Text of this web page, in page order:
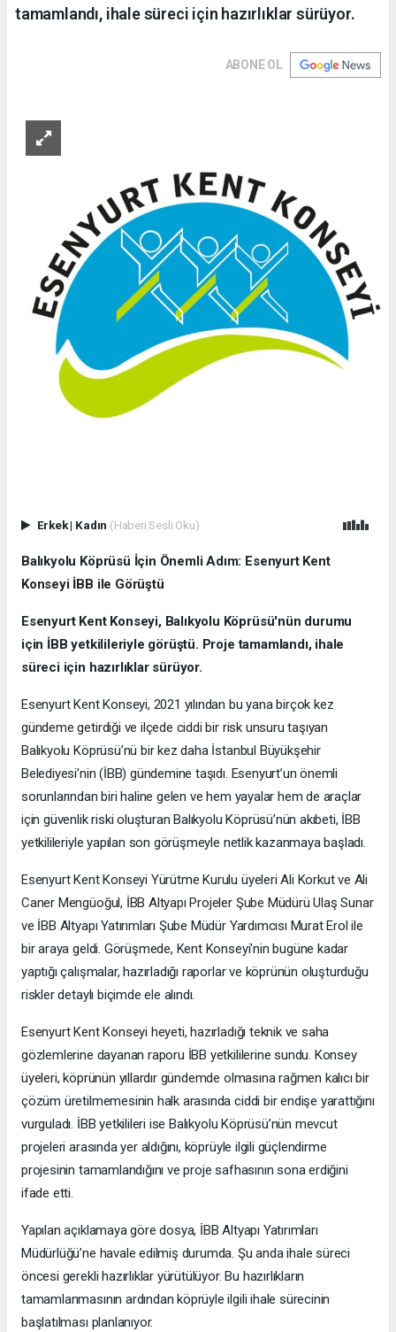
tamamlandı, ihale süreci için hazırlıklar sürüyor.
ABONE OL
Erkek| Kadın (Haberi Sesli Oku)
Balıkyolu Köprüsü İçin Önemli Adım: Esenyurt Kent
Konseyi İBB ile Görüştü
Esenyurt Kent Konseyi, Balıkyolu Köprüsü'nün durumu
için İBB yetkilileriyle görüştü. Proje tamamlandı, ihale
süreci için hazırlıklar sürüyor.
Esenyurt Kent Konseyi, 2021 yılından bu yana birçok kez
gündeme getirdiği ve ilçede ciddi bir risk unsuru taşıyan
Balıkyolu Köprüsü’nü bir kez daha İstanbul Büyükşehir
Belediyesi’nin (İBB) gündemine taşıdı. Esenyurt’un önemli
sorunlarından biri haline gelen ve hem yayalar hem de araçlar
için güvenlik riski oluşturan Balıkyolu Köprüsü’nün akıbeti, İBB
yetkilileriyle yapılan son görüşmeyle netlik kazanmaya başladı.
Esenyurt Kent Konseyi Yürütme Kurulu üyeleri Ali Korkut ve Ali
Caner Mengüoğul, İBB Altyapı Projeler Şube Müdürü Ulaş Sunar
ve İBB Altyapı Yatırımları Şube Müdür Yardımcısı Murat Erol ile
bir araya geldi. Görüşmede, Kent Konseyi'nin bugüne kadar
yaptığı çalışmalar, hazırladığı raporlar ve köprünün oluşturduğu
riskler detaylı biçimde ele alındı.
Esenyurt Kent Konseyi heyeti, hazırladığı teknik ve saha
gözlemlerine dayanan raporu İBB yetkililerine sundu. Konsey
üyeleri, köprünün yıllardır gündemde olmasına rağmen kalıcı bir
çözüm üretilmemesinin halk arasında ciddi bir endişe yarattığını
vurguladı. İBB yetkilileri ise Balıkyolu Köprüsü’nün mevcut
projeleri arasında yer aldığını, köprüyle ilgili güçlendirme
projesinin tamamlandığını ve proje safhasının sona erdiğini
ifade etti.
Yapılan açıklamaya göre dosya, İBB Altyapı Yatırımları
Müdürlüğü’ne havale edilmiş durumda. Şu anda ihale süreci
öncesi gerekli hazırlıklar yürütülüyor. Bu hazırlıkların
tamamlanmasının ardından köprüyle ilgili ihale sürecinin
başlatılması planlanıyor.